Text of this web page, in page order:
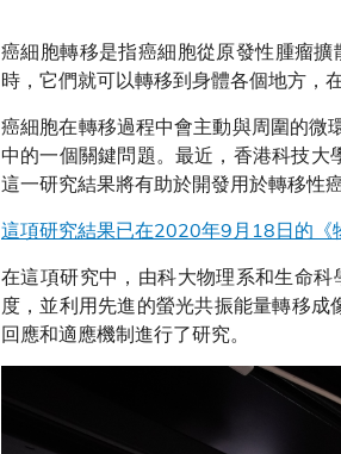
癌細胞轉移是指癌細胞從原發性腫瘤
時，它們就可以轉移到身體各個地方，
癌細胞在轉移過程中會主動與周圍的微
中的一個關鍵問題。最近，香港科技大
這一研究結果將有助於開發用於轉移性
這項研究結果已在2020年9月18日的《
在這項研究中，由科大物理系和生命
度，並利用先進的螢光共振能量轉移
回應和適應機制進行了研究。